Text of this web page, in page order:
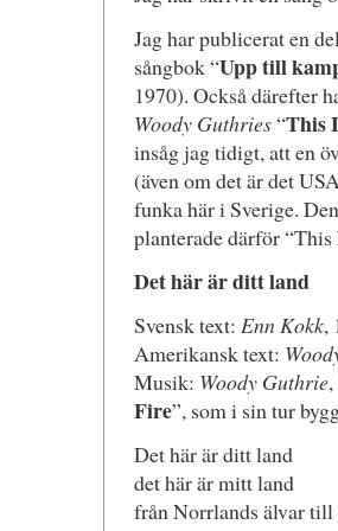
Jag har publicerat en
sångbok “Upp till
1970). Också därefter
Woody Guthries“This
insåg jag tidigt, att en
(även om det är det
funka här i Sverige.
planterade därför
Det här är ditt land
Svensk text: Enn Kokk,
Amerikansk text:
Musik: Woody Guthrie,
Fire”, som i sin tur
Det här är ditt land
det här är mitt land
från Norrlands älvar till